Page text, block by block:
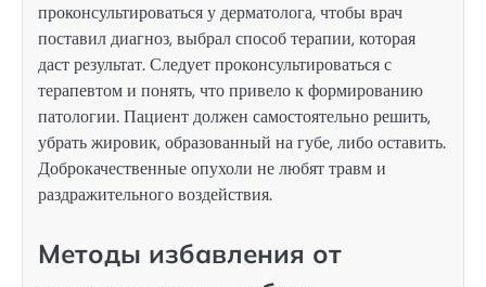
проконсультироваться у дерматолога, чтобы врач
поставил диагноз, выбрал способ терапии, которая
даст результат. Следует проконсультироваться с
терапевтом и понять, что привело к формированию
патологии. Пациент должен самостоятельно решить,
убрать жировик, образованный на губе, либо оставить.
Доброкачественные опухоли не любят травм и
раздражительного воздействия.
Методы избавления от